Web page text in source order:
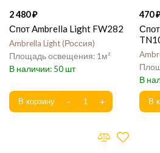
2 480
Спот Ambrella Light FW282
Ambrella Light Россия
1
50
470